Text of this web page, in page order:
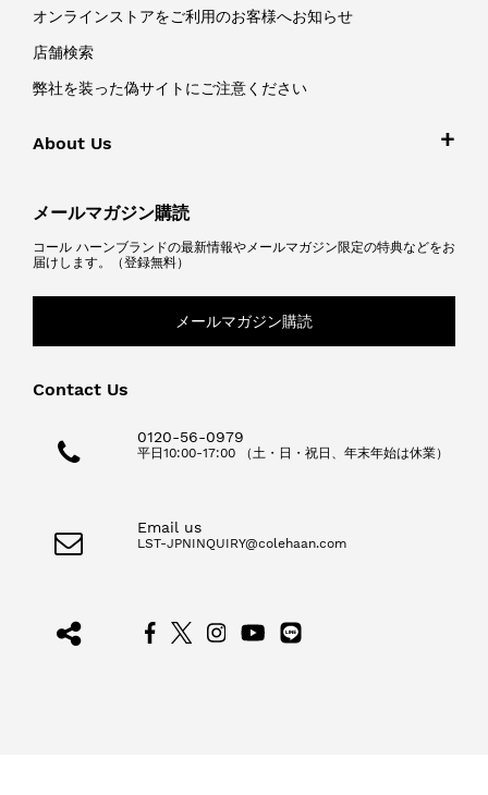
オンラインストアをご利用のお客様へお知らせ
店舗検索
弊社を装った偽サイトにご注意ください
About Us
メールマガジン購読
コール ハーンブランドの最新情報やメールマガジン限定の特典などをお
届けします。（登録無料）
メールマガジン購読
Contact Us
0120-56-0979
平日10:00-17:00 （土・日・祝日、年末年始は休業）
Email us
LST-JPNINQUIRY@colehaan.com